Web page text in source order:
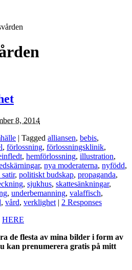
8, 2014
| Tagged alliansen, bebis,
, förlossning, förlossningsklinik,
, hemförlossning, illustration,
, nya moderaterna, nyfödd,
, politiskt budskap, propaganda,
, sjukhus, skattesänkningar,
, underbemanning, valaffisch,
, vård, verklighet | 2 Responses
HERE
de flesta av mina bilder i form av
kan prenumerera gratis på mitt